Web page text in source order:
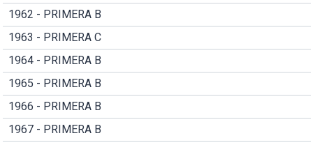
1962 - PRIMERA B
1963 - PRIMERA C
1964 - PRIMERA B
1965 - PRIMERA B
1966 - PRIMERA B
1967 - PRIMERA B